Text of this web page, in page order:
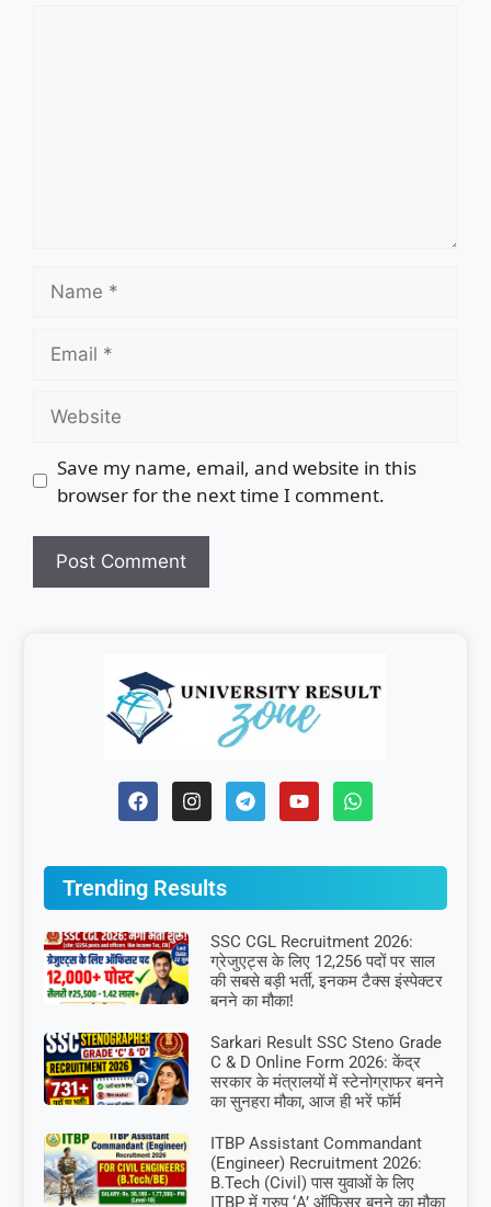
Save my name, email, and website in this
browser for the next time I comment.
Trending Results
SSC CGL Recruitment 2026:
ग्रेजुएट्स के लिए 12,256 पदों पर साल
की सबसे बड़ी भर्ती, इनकम टैक्स इंस्पेक्टर
बनने का मौका!
Sarkari Result SSC Steno Grade
C & D Online Form 2026: केंद्र
सरकार के मंत्रालयों में स्टेनोग्राफर बनने
का सुनहरा मौका, आज ही भरें फॉर्म
ITBP Assistant Commandant
(Engineer) Recruitment 2026:
B.Tech (Civil) पास युवाओं के लिए
ITBP में ग्रुप ‘A’ ऑफिसर बनने का मौका